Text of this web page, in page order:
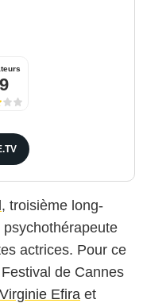
, troisième long-
actrices. Pour ce
de Cannes
Virginie Efira et